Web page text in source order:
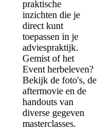
praktische
inzichten die je
direct kunt
toepassen in je
adviespraktijk.
Gemist of het
Event herbeleven?
Bekijk de foto's, de
aftermovie en de
handouts van
diverse gegeven
masterclasses.